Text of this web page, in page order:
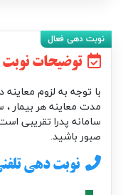
توضیحات
با توجه به لزوم
مدت معاینه هر بیمار
سامانه پدرا تقریبی
صبور باشید.
نوبت دهی